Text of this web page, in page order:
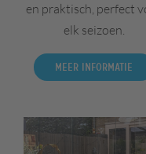
en praktisch, perfect
elk seizoen.
Meer informatie